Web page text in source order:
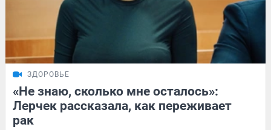
ЗДОРОВЬЕ
«Не знаю, сколько мне осталось»:
Лерчек рассказала, как переживает
рак